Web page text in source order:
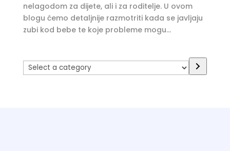
nelagodom za dijete, ali i za roditelje. U ovom
blogu ćemo detaljnije razmotriti kada se javljaju
zubi kod bebe te koje probleme mogu...
Select
a